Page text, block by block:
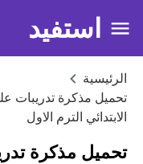
استفيد
الرئيسية
تحميل مذكرة تدريبات
الابتدائي الترم الاول
تحميل مذكرة